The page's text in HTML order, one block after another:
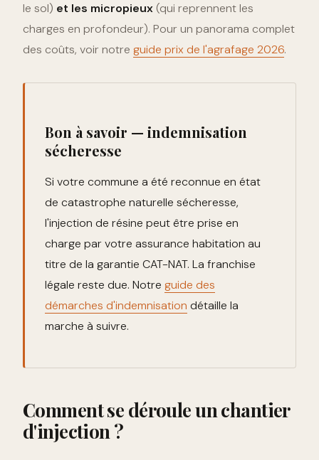
le sol) et les micropieux (qui reprennent les
charges en profondeur). Pour un panorama complet
des coûts, voir notre guide prix de l'agrafage 2026.
Bon à savoir — indemnisation
sécheresse
Si votre commune a été reconnue en état
de catastrophe naturelle sécheresse,
l'injection de résine peut être prise en
charge par votre assurance habitation au
titre de la garantie CAT-NAT. La franchise
légale reste due. Notre guide des
démarches d'indemnisation détaille la
marche à suivre.
Comment se déroule un chantier
d'injection ?